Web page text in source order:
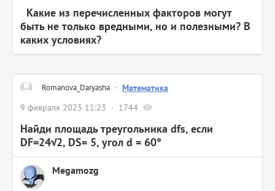
Какие из перечисленных факторов могут
быть не только вредными, но и полезными? В
каких условиях?
Romanova_Daryasha · Математика
9 февраля 2023 11:23
1744
Найди площадь треугольника dfs, если
DF=24√2, DS= 5, угол d = 60°
Megamozg